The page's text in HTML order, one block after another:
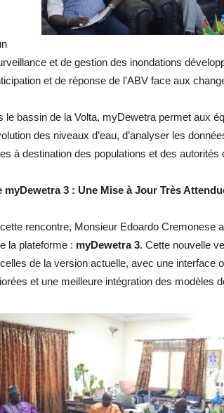
et de gestion des inondations
et de réponse de l’ABV face aux
le bassin de la Volta, myDewetra permet aux
des niveaux d’eau, d’analyser les
à destination des populations et des
myDewetra 3 : Une Mise à Jour Très
rencontre, Monsieur Edoardo Cremonese
la plateforme : myDewetra 3. Cette nouvelle
de la version actuelle, avec une interface
et une meilleure intégration des modèles